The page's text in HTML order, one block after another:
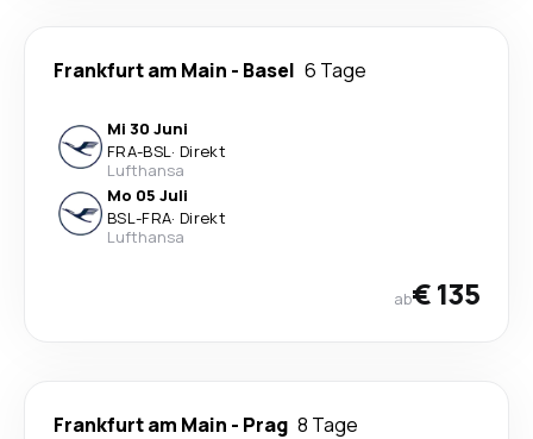
Frankfurt am Main - Basel 6 Tage
Mi 30 Juni
FRA-BSL· Direkt
Lufthansa
Mo 05 Juli
BSL-FRA· Direkt
Lufthansa
ab€ 135
Frankfurt am Main - Prag 8 Tage